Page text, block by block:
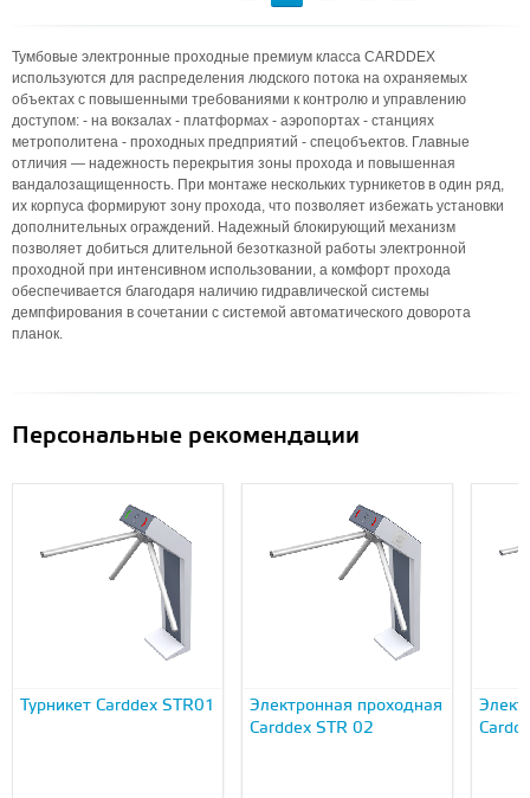
Тумбовые электронные проходные премиум класса CARDDEX
используются для распределения людского потока на охраняемых
объектах с повышенными требованиями к контролю и управлению
доступом: - на вокзалах - платформах - аэропортах - станциях
метрополитена - проходных предприятий - спецобъектов. Главные
отличия — надежность перекрытия зоны прохода и повышенная
вандалозащищенность. При монтаже нескольких турникетов в один ряд,
их корпуса формируют зону прохода, что позволяет избежать установки
дополнительных ограждений. Надежный блокирующий механизм
позволяет добиться длительной безотказной работы электронной
проходной при интенсивном использовании, а комфорт прохода
обеспечивается благодаря наличию гидравлической системы
демпфирования в сочетании с системой автоматического доворота
планок.
Персональные рекомендации
Турникет Carddex STR01
Электронная проходная
Carddex STR 02